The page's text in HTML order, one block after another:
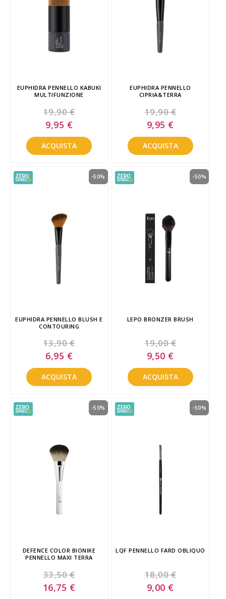
EUPHIDRA PENNELLO KABUKI
MULTIFUNZIONE
19,90 €
Special
Price
9,95 €
ACQUISTA
EUPHIDRA PENNELLO
CIPRIA&TERRA
19,90 €
Special
Price
9,95 €
ACQUISTA
EUPHIDRA PENNELLO BLUSH E
CONTOURING
13,90 €
-50%
Special
Price
6,95 €
ACQUISTA
LEPO BRONZER BRUSH
19,00 €
-50%
Special
Price
9,50 €
ACQUISTA
DEFENCE COLOR BIONIKE
PENNELLO MAXI TERRA
33,50 €
-50%
Special
Price
16,75 €
LQF PENNELLO FARD OBLIQUO
18,00 €
-50%
Special
Price
9,00 €